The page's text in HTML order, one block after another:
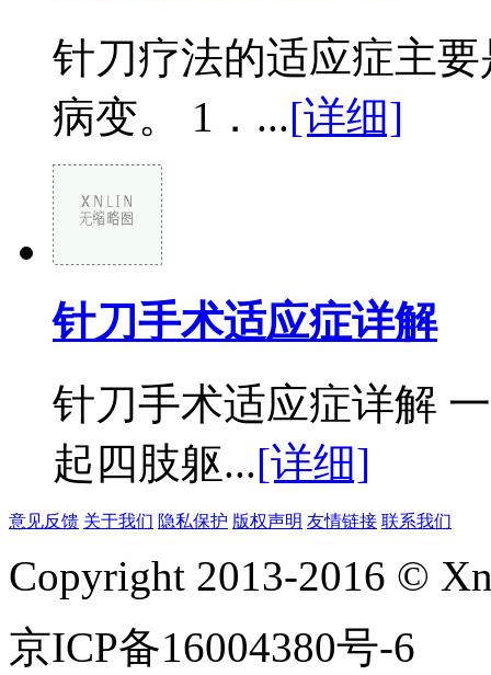
针刀疗法的适应症主
病变。 1．...[详细]
针刀手术适应症详解
针刀手术适应症详解
起四肢躯...[详细]
意见反馈 关于我们 隐私保护 版权声明 友情链接 联系我们
Copyright 2013-2016 ©
京ICP备16004380号-6